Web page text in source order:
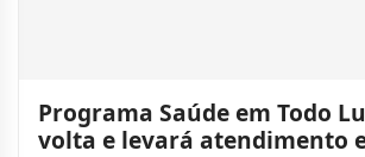
Programa Saúde em Todo
volta e levará atendimento